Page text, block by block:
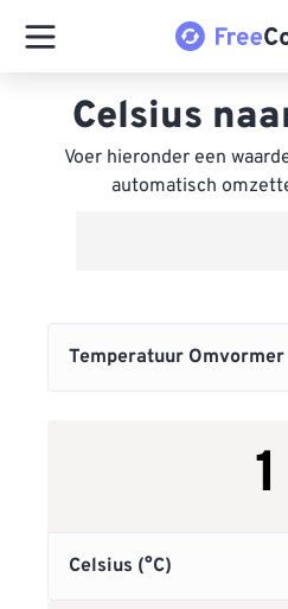
Celsius
Voer hieronder een
automatisch